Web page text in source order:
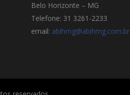
Belo Horizonte – MG
Telefone: 31 3261-2233
email: abihmg@abihmg.com.br